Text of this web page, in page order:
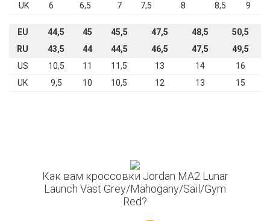
UK
6 6,5 7 7,5 8 8,5 9
EU 44,5 45 45,5 47,5 48,5
50,5
RU
43,5 44 44,5 46,5 47,5
49,5
US
10,5 11 11,5 13 14
16
UK
9,5 10 10,5 12 13 15
Как вам кроссовки Jordan MA2 Lunar
Launch Vast Grey/Mahogany/Sail/Gym
Red?